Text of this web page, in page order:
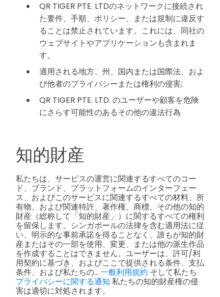
QR TIGER PTE. LTDのネットワークに接続され
た要件、手順、ポリシー、または規制に違反す
ることは禁止されています。これには、同社の
ウェブサイトやアプリケーションも含まれま
す。
適用される地方、州、国内または国際法、およ
び他者のプライバシーまたは権利の侵害;
QR TIGER PTE. LTD. のユーザーや顧客を危険
にさらす可能性のあるその他の違法行為
知的財産
私たちは、サービスの運営に関連するすべてのコー
ド、ブランド、プラットフォームのインターフェー
ス、およびこのサービスに関連するすべての材料、所
有物、および関連特許、著作権、商標、その他の知的
財産（総称して「知的財産」）に関するすべての権利
を留保します。シンガポールの法律を含む適用法に従
い、明示的な事前承諾を得ることなく、誰もが知的財
産またはその一部を使用、変更、または他の派生作品
を作成することはできません。ユーザーは、許可/利
用契約に基づき、およびここで提供される条件、支払
条件、および私たちの... 一般利用規約 そして私たち
プライバシーに関する通知 私たちの知的財産権の侵
害は適切に対処されます。